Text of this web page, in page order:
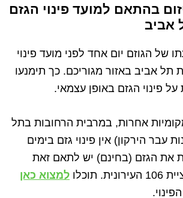
בהתאם למועד פינוי הגזם
אביב
של הגוזם יום אחד לפני מועד פינוי
תל אביב באזור מגוריכם. כך תימנעו
פינוי הגזם באופן עצמאי.
אחרות, במרבית הרחובות בתל
עבר הירקון) אין פינוי גזם בימים
את הגזם (בחינם) יש לתאם זאת
תוכלו
למצוא כאן